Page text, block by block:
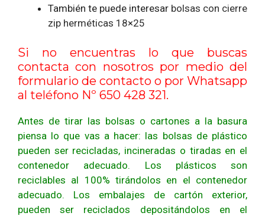
También te puede interesar bolsas con cierre
zip herméticas 18×25
Si no encuentras lo que buscas
contacta con nosotros por medio del
formulario de contacto o por Whatsapp
al teléfono Nº 650 428 321.
Antes de tirar las bolsas o cartones a la basura
piensa lo que vas a hacer: las bolsas de plástico
pueden ser recicladas, incineradas o tiradas en el
contenedor adecuado. Los plásticos son
reciclables al 100% tirándolos en el contenedor
adecuado. Los embalajes de cartón exterior,
pueden ser reciclados depositándolos en el